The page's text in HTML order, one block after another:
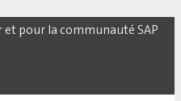
pour la communauté SAP